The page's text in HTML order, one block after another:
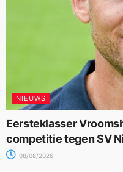
NIEUWS
Eersteklasser
competitie tegen SV
08/08/2026